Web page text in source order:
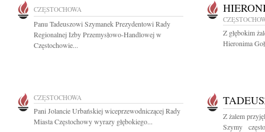
CZĘSTOCHOWA
Panu Tadeuszowi Szymanek Prezydentowi Rady
Regionalnej Izby Przemysłowo-Handlowej w
Częstochowie...
Z głębokim
Hieronima
CZĘSTOCHOWA
Pani Jolancie Urbańskiej wiceprzewodniczącej Rady
Miasta Częstochowy wyrazy głębokiego...
Z żalem
Szymy